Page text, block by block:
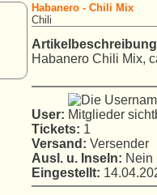
Habanero - Chili Mix
Chili
Habanero Chili Mix,
User:
Tickets: 1
Versand: Versender
Ausl. u. Inseln: Nein
Eingestellt: